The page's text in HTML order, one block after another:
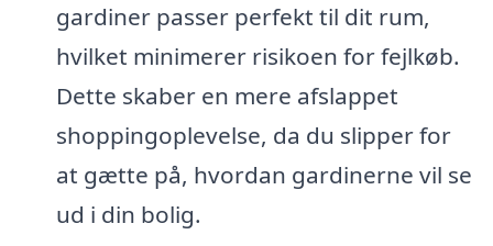
gardiner passer perfekt til dit rum,
hvilket minimerer risikoen for fejlkøb.
Dette skaber en mere afslappet
shoppingoplevelse, da du slipper for
at gætte på, hvordan gardinerne vil se
ud i din bolig.